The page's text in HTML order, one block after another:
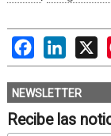
Facebook X
NEWSLETTER
Recibe las